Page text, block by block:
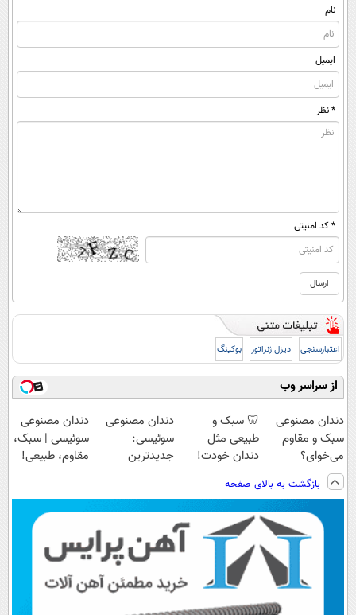
نام
ایمیل
* نظر
* کد امنیتی
اعتبارسنجی دیزل ژنراتور بوکینگ
از سراسر وب
دندان مصنوعی
سبک و مقاوم
می‌خوای؟
پرداخت اقساطی
هم داریم!😍 |
📍تهران
🦷 سبک و
طبیعی مثل
دندان خودت!
پرداخت اقساطی
💳 📍 تهران
دندان مصنوعی
سوئیسی:
جدیدترین
پرداخت قسطی
دندان مصنوعی
سوئیسی | سبک،
مقاوم، طبیعی!
اقساطی😍
بازگشت به بالای صفحه